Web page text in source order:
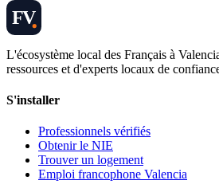
FV
L'écosystème local des Français à
ressources et d'experts locaux de
S'installer
Professionnels vérifiés
Obtenir le NIE
Trouver un logement
Emploi francophone Valencia